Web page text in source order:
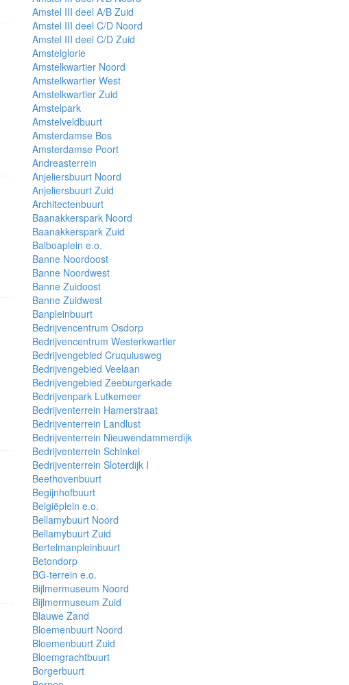
Amstel III deel A/B Zuid
Amstel III deel C/D Noord
Amstel III deel C/D Zuid
Amstelglorie
Amstelkwartier Noord
Amstelkwartier West
Amstelkwartier Zuid
Amstelpark
Amstelveldbuurt
Amsterdamse Bos
Amsterdamse Poort
Andreasterrein
Anjeliersbuurt Noord
Anjeliersbuurt Zuid
Architectenbuurt
Baanakkerspark Noord
Baanakkerspark Zuid
Balboaplein e.o.
Banne Noordoost
Banne Noordwest
Banne Zuidoost
Banne Zuidwest
Banpleinbuurt
Bedrijvencentrum Osdorp
Bedrijvencentrum Westerkwartier
Bedrijvengebied Cruquiusweg
Bedrijvengebied Veelaan
Bedrijvengebied Zeeburgerkade
Bedrijvenpark Lutkemeer
Bedrijventerrein Hamerstraat
Bedrijventerrein Landlust
Bedrijventerrein Nieuwendammerdijk
Bedrijventerrein Schinkel
Bedrijventerrein Sloterdijk I
Beethovenbuurt
Begijnhofbuurt
Belgiëplein e.o.
Bellamybuurt Noord
Bellamybuurt Zuid
Bertelmanpleinbuurt
Betondorp
BG-terrein e.o.
Bijlmermuseum Noord
Bijlmermuseum Zuid
Blauwe Zand
Bloemenbuurt Noord
Bloemenbuurt Zuid
Bloemgrachtbuurt
Borgerbuurt